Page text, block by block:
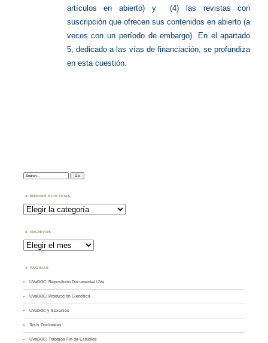
artículos en abierto) y (4) las revistas con
suscripción que ofrecen sus contenidos en abierto (a
veces con un período de embargo). En el apartado
5, dedicado a las vías de financiación, se profundiza
en esta cuestión.
Search:
BUSCAR POR TEMA
Buscar
por
Tema
ARCHIVOS
Archivos
PÁGINAS
UVaDOC: Repositorio Documental UVa
UVaDOC: Producción Científica
UVaDOC y Sexenios
Tesis Doctorales
UVaDOC: Trabajos Fin de Estudios